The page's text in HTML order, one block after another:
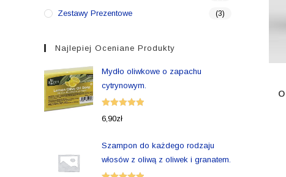
Zestawy Prezentowe (3)
Najlepiej Oceniane Produkty
Mydło oliwkowe o zapachu
cytrynowym.
Oceniono
6,90zł
Szampon do każdego rodzaju
włosów z oliwą z oliwek i granatem.